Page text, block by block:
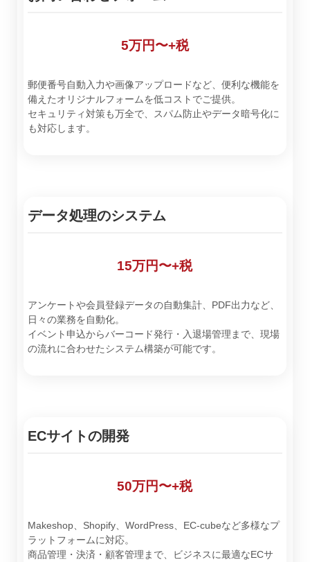
5万円〜+税
郵便番号自動入力や画像アップロードなど、便利な機能を
備えたオリジナルフォームを低コストでご提供。
セキュリティ対策も万全で、スパム防止やデータ暗号化に
も対応します。
データ処理のシステム
15万円〜+税
アンケートや会員登録データの自動集計、PDF出力など、
日々の業務を自動化。
イベント申込からバーコード発行・入退場管理まで、現場
の流れに合わせたシステム構築が可能です。
ECサイトの開発
50万円〜+税
Makeshop、Shopify、WordPress、EC-cubeなど多様なプ
ラットフォームに対応。
商品管理・決済・顧客管理まで、ビジネスに最適なECサ